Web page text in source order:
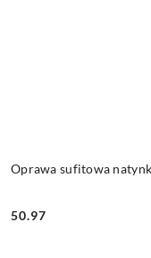
Oprawa sufitowa
Cena:
50.97